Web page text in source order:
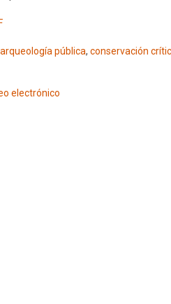
arqueología pública, conservación
electrónico